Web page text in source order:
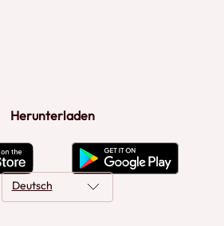
Herunterladen
Deutsch